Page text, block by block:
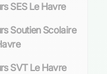
les
il est
et la qualité
SES Le Havre
Soutien Scolaire
SVT Le Havre